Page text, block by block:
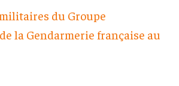
du Groupe
la Gendarmerie française au